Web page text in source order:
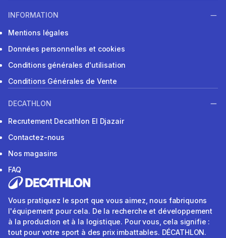
INFORMATION
Mentions légales
Données personnelles et cookies
Conditions générales d'utilisation
Conditions Générales de Vente
DECATHLON
Recrutement Decathlon El Djazair
Contactez-nous
Nos magasins
FAQ
Vous pratiquez le sport que vous aimez, nous fabriquons
l'équipement pour cela. De la recherche et développement
à la production et à la logistique. Pour vous, cela signifie :
tout pour votre sport à des prix imbattables. DÉCATHLON.